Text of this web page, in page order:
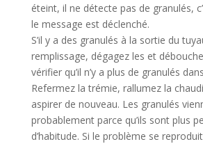
éteint, il ne détecte pas de granulés,
le message est déclenché.
S’il y a des granulés à la sortie du
remplissage, dégagez les et
vérifier qu’il n’y a plus de granulés
Refermez la trémie, rallumez la
aspirer de nouveau. Les granulés
probablement parce qu’ils sont plus
d’habitude. Si le problème se